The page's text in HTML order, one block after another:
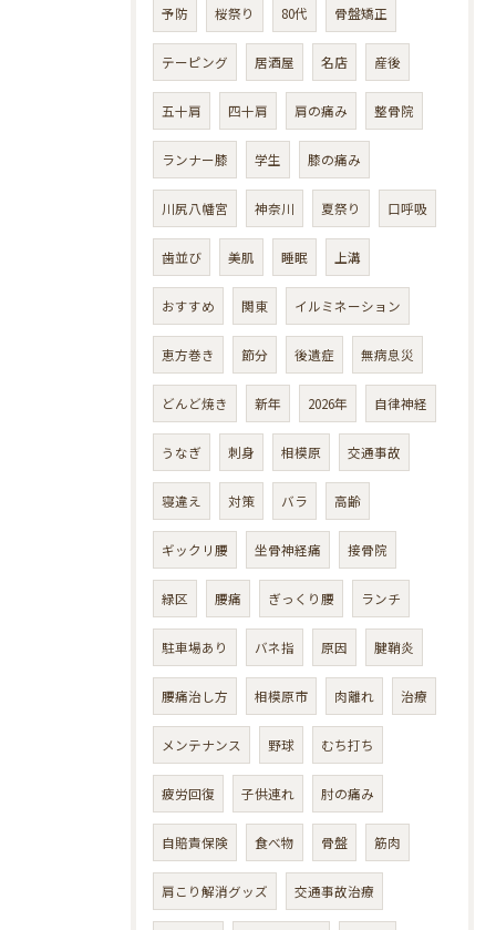
予防 桜祭り 80代 骨盤矯正
テーピング 居酒屋 名店 産後
五十肩 四十肩 肩の痛み 整骨院
ランナー膝 学生 膝の痛み
川尻八幡宮 神奈川 夏祭り 口呼吸
歯並び 美肌 睡眠 上溝
おすすめ 関東 イルミネーション
恵方巻き 節分 後遺症 無病息災
どんど焼き 新年 2026年 自律神経
うなぎ 刺身 相模原 交通事故
寝違え 対策 バラ 高齢
ギックリ腰 坐骨神経痛 接骨院
緑区 腰痛 ぎっくり腰 ランチ
駐車場あり バネ指 原因 腱鞘炎
腰痛治し方 相模原市 肉離れ 治療
メンテナンス 野球 むち打ち
疲労回復 子供連れ 肘の痛み
自賠責保険 食べ物 骨盤 筋肉
肩こり解消グッズ 交通事故治療